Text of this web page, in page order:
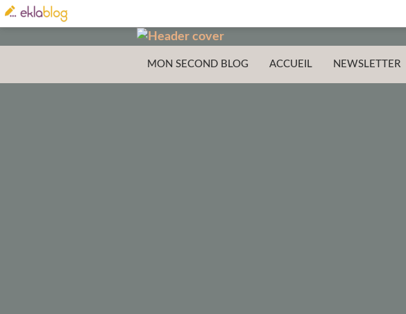
MON SECOND BLOG ACCUEIL NEWSLETTER